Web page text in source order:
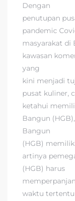
Dengan
penutupan
pandemic
masyarakat di
kawasan
yang
kini menjadi
pusat kuliner,
ketahui
Bangun
Bangun
(HGB)
artinya
(HGB) harus
waktu